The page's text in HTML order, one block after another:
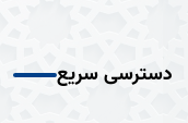
دسترسی سریع